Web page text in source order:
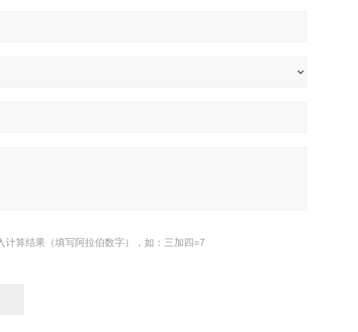
计算结果（填写阿拉伯数字），如：三加四=7